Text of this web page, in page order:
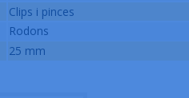
Clips i pinces
Rodons
25 mm